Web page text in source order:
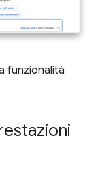
funzionalità